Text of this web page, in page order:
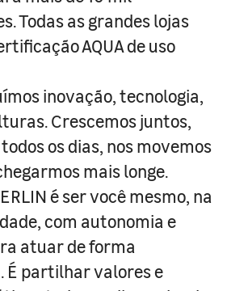
Todas as grandes lojas
AQUA de uso
inovação, tecnologia,
Crescemos juntos,
os dias, nos movemos
mais longe.
é ser você mesmo, na
com autonomia e
atuar de forma
É partilhar valores e